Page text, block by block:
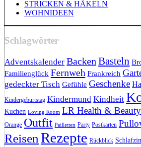
STRICKEN & HÄKELN
WOHNIDEEN
Schlagwörter
Adventskalender Backen Basteln
Familienglück Fernweh Frankreich
gedeckter Tisch Gefühle Geschenke
Kindergeburtstag Kindermund Kindheit
Kuchen Loving Room LR Health & Beauty
Orange Outfit Pailletten Party Postkarten
Reisen Rezepte Rückblick